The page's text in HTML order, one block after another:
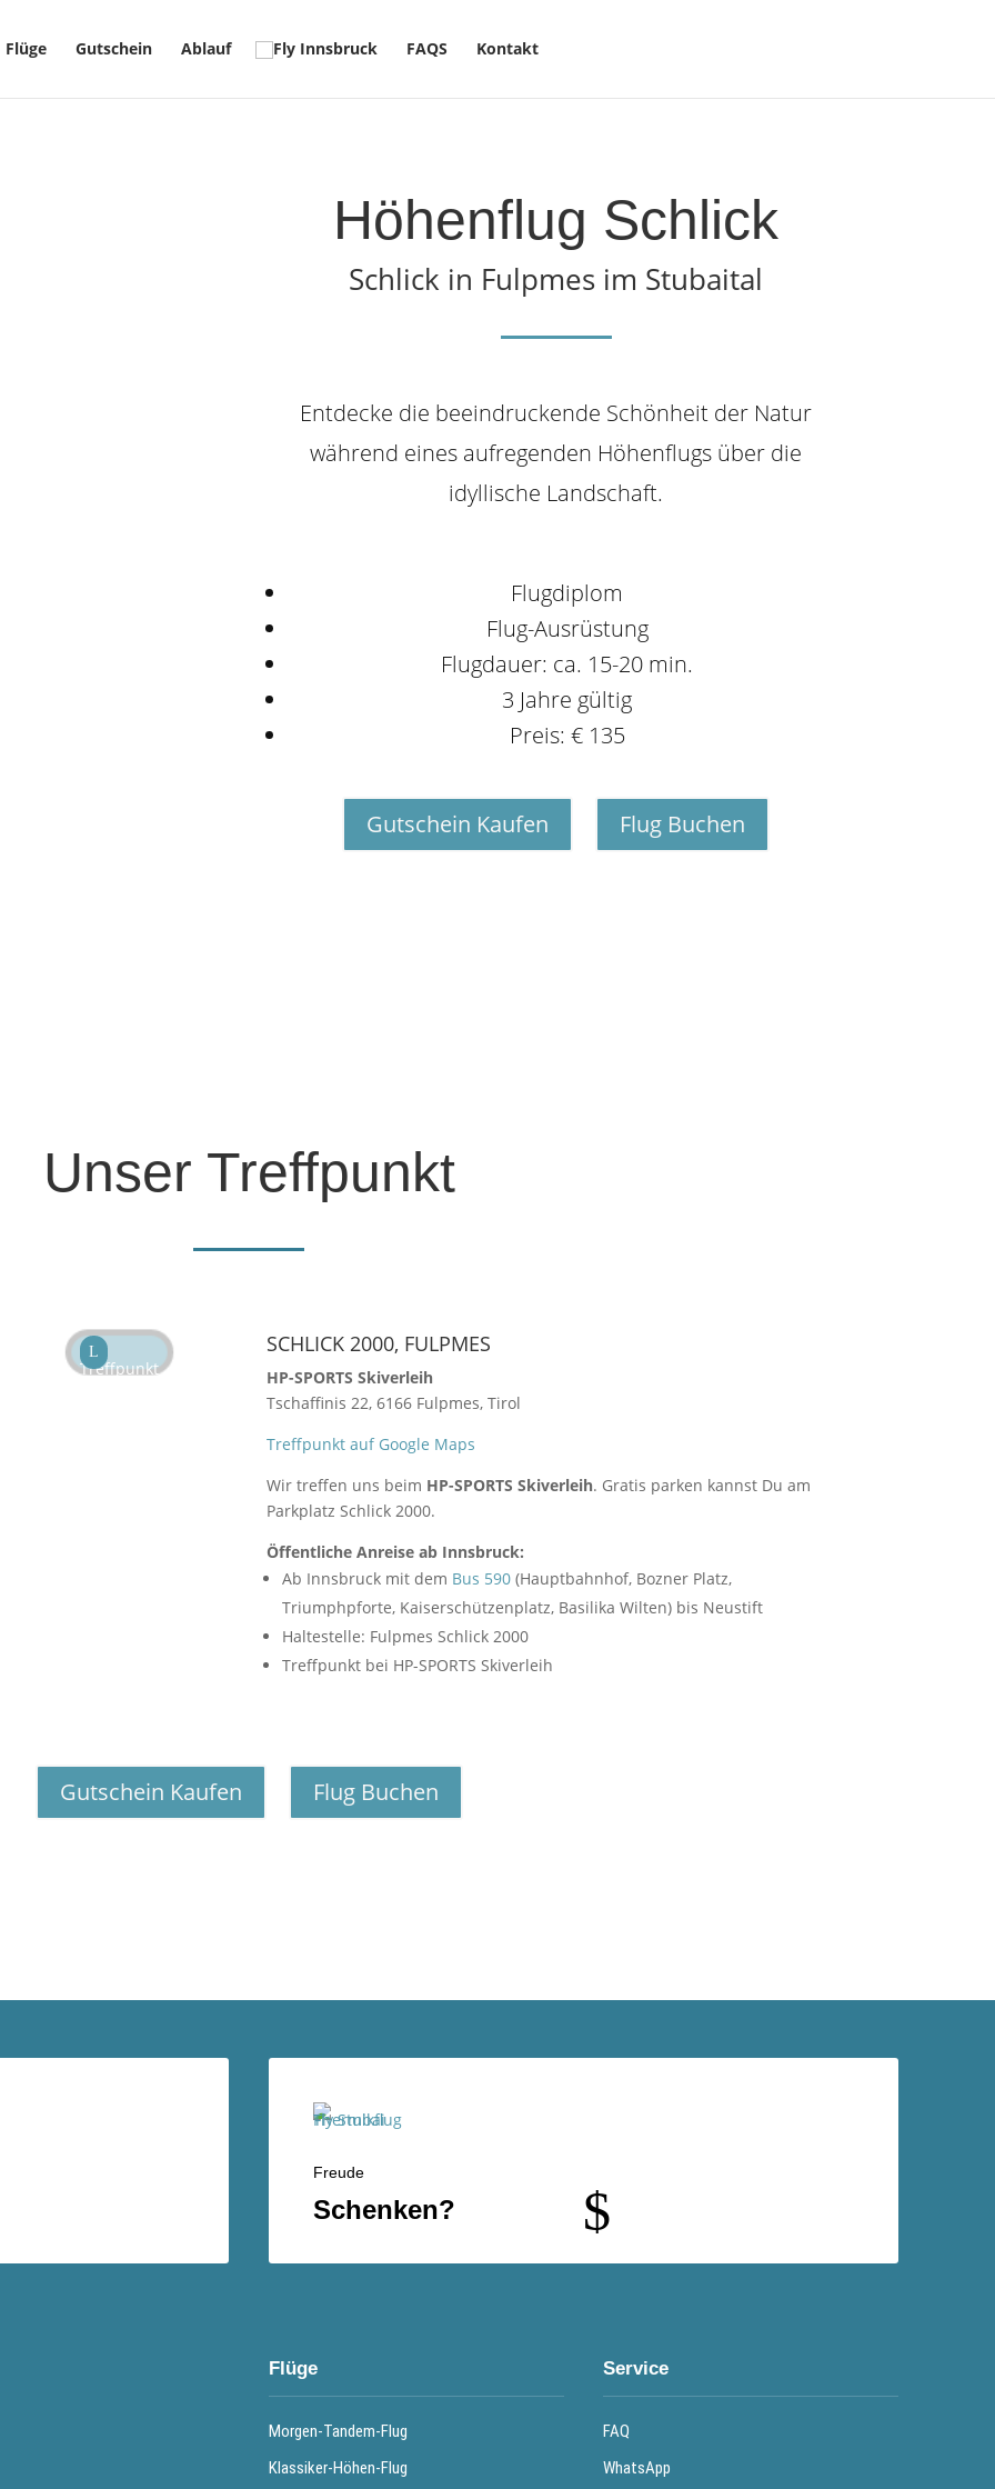
Flüge Gutschein Ablauf FAQS Kontakt
Höhenflug Schlick
Schlick in Fulpmes im Stubaital
Entdecke die beeindruckende Schönheit der Natur
während eines aufregenden Höhenflugs über die
idyllische Landschaft.
Flugdiplom
Flug-Ausrüstung
Flugdauer: ca. 15-20 min.
3 Jahre gültig
Preis: € 135
Gutschein Kaufen Flug Buchen
Unser Treffpunkt
L
Treffpunkt
SCHLICK 2000, FULPMES
HP-SPORTS Skiverleih
Tschaffinis 22, 6166 Fulpmes, Tirol
Treffpunkt auf Google Maps
Wir treffen uns beim HP-SPORTS Skiverleih. Gratis parken kannst Du am
Parkplatz Schlick 2000.
Öffentliche Anreise ab Innsbruck:
Ab Innsbruck mit dem Bus 590 (Hauptbahnhof, Bozner Platz,
Triumphpforte, Kaiserschützenplatz, Basilika Wilten) bis Neustift
Haltestelle: Fulpmes Schlick 2000
Treffpunkt bei HP-SPORTS Skiverleih
Gutschein Kaufen Flug Buchen
Freude
Schenken? $
Flüge
Morgen-Tandem-Flug
Klassiker-Höhen-Flug
Service
FAQ
WhatsApp